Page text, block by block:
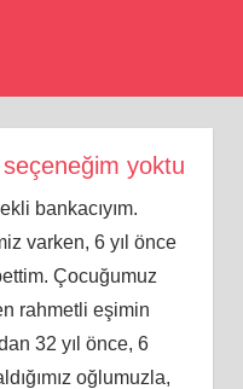
yoktu
bankacıyım.
varken, 6 yıl önce
Çocuğumuz
rahmetli eşimin
32 yıl önce, 6
oğlumuzla,